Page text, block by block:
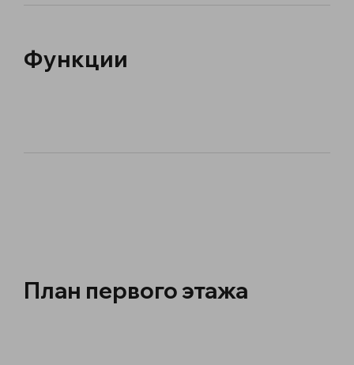
Функции
План первого этажа